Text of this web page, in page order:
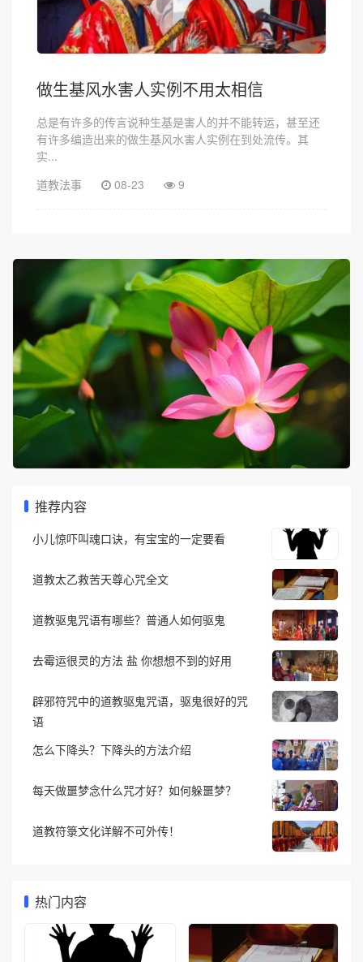
做生基风水害人实例不用太相信
总是有许多的传言说种生基是害人的并不能转运，甚至还
有许多编造出来的做生基风水害人实例在到处流传。其
实...
道教法事
08-23 9
推荐内容
小儿惊吓叫魂口诀，有宝宝的一定要看
道教太乙救苦天尊心咒全文
道教驱鬼咒语有哪些？普通人如何驱鬼
去霉运很灵的方法 盐 你想想不到的好用
辟邪符咒中的道教驱鬼咒语，驱鬼很好的咒
语
怎么下降头？下降头的方法介绍
每天做噩梦念什么咒才好？如何躲噩梦？
道教符箓文化详解不可外传！
热门内容